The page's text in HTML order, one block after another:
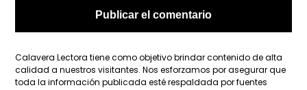
Calavera Lectora tiene como objetivo brindar contenido de alta
calidad a nuestros visitantes. Nos esforzamos por asegurar que
toda la información publicada esté respaldada por fuentes